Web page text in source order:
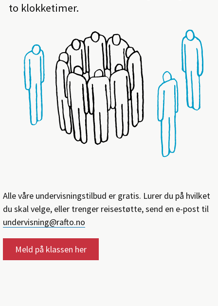
to klokketimer.
Alle våre undervisningstilbud er gratis. Lurer du på hvilket
du skal velge, eller trenger reisestøtte, send en e-post til
undervisning@rafto.no
Meld på klassen her